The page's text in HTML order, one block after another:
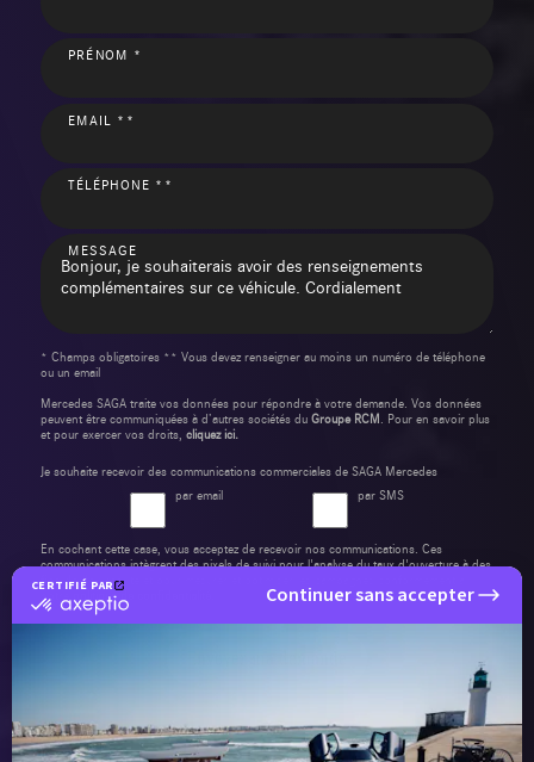
CERTIFIÉ PAR
certifié
sur
Axeptio
Continuer sans accepter
PRÉNOM *
EMAIL **
TÉLÉPHONE **
MESSAGE
* Champs obligatoires ** Vous devez renseigner au moins un numéro de téléphone
ou un email
Mercedes SAGA traite vos données pour répondre à votre demande. Vos données
peuvent être communiquées à d’autres sociétés du Groupe RCM . Pour en savoir plus
et pour exercer vos droits, cliquez ici.
Je souhaite recevoir des communications commerciales de SAGA Mercedes
par email
par SMS
En cochant cette case, vous acceptez de recevoir nos communications. Ces
communications intègrent des pixels de suivi pour l'analyse du taux d'ouverture à des
fins de délivrabilité et pour mesurer et optimiser les campagnes conformément à
notre politique de confidentialité